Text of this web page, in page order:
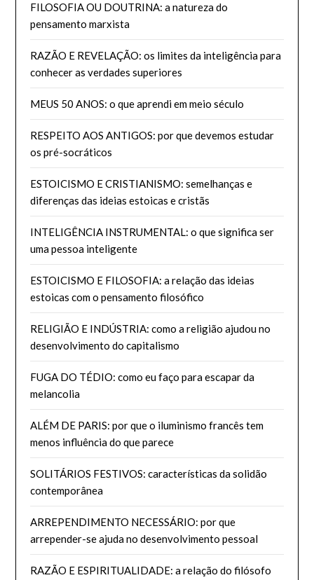
FILOSOFIA OU DOUTRINA: a natureza do
pensamento marxista
RAZÃO E REVELAÇÃO: os limites da inteligência para
conhecer as verdades superiores
MEUS 50 ANOS: o que aprendi em meio século
RESPEITO AOS ANTIGOS: por que devemos estudar
os pré-socráticos
ESTOICISMO E CRISTIANISMO: semelhanças e
diferenças das ideias estoicas e cristãs
INTELIGÊNCIA INSTRUMENTAL: o que significa ser
uma pessoa inteligente
ESTOICISMO E FILOSOFIA: a relação das ideias
estoicas com o pensamento filosófico
RELIGIÃO E INDÚSTRIA: como a religião ajudou no
desenvolvimento do capitalismo
FUGA DO TÉDIO: como eu faço para escapar da
melancolia
ALÉM DE PARIS: por que o iluminismo francês tem
menos influência do que parece
SOLITÁRIOS FESTIVOS: características da solidão
contemporânea
ARREPENDIMENTO NECESSÁRIO: por que
arrepender-se ajuda no desenvolvimento pessoal
RAZÃO E ESPIRITUALIDADE: a relação do filósofo